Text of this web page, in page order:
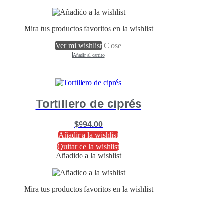
Mira tus productos favoritos en la wishlist
Ver mi wishlist Close
Añadir al carrito
Tortillero de ciprés
$994.00
Añadir a la wishlist
Quitar de la wishlist
Añadido a la wishlist
Mira tus productos favoritos en la wishlist